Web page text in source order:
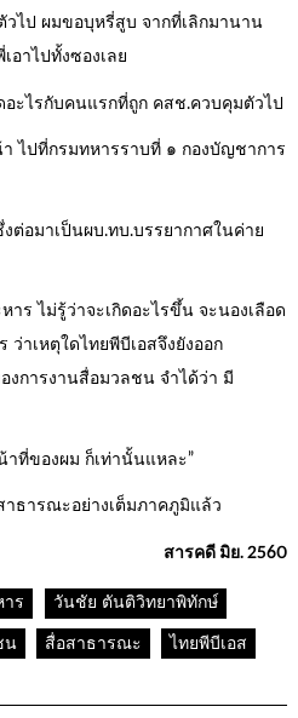
ไป ผมขอบุหรี่สูบ จากที่เลิกมานาน
อาไปทั้งซองเลย
อะไรกับคนแรกที่ถูก คสช.ควบคุมตัวไป
ไปที่กรมทหารราบที่ ๑ กองบัญชาการ
ต่อมาเป็นผบ.ทบ.บรรยากาศในค่าย
าร ไม่รู้ว่าจะเกิดอะไรขึ้น จะนองเลือด
าเหตุใดไทยพีบีเอสจึงยังออก
งการงานสื่อมวลชน จำได้ว่า มี
ที่ของผม ก็เท่านั้นแหละ”
ธารณะอย่างเต็มภาคภูมิแล้ว
สารคดี มิย. 2560
าร วันชัย ตันติวิทยาพิทักษ์
น สื่อสาธารณะ ไทยพีบีเอส